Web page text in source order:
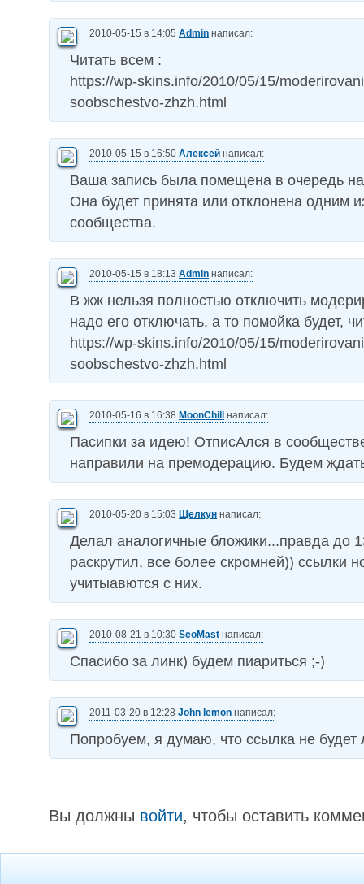
2010-05-15 в 14:05 Admin написал:
Читать всем :
https://wp-skins.info/2010/05/15/
soobschestvo-zhzh.html
2010-05-15 в 16:50 Алексей написал:
Ваша запись была помещена в очередь
Она будет принята или отклонена одним
сообщества.
2010-05-15 в 18:13 Admin написал:
В жж нельзя полностью отключить
надо его отключать, а то помойка будет,
https://wp-skins.info/2010/05/15/
soobschestvo-zhzh.html
2010-05-16 в 16:38 MoonChill написал:
Пасипки за идею! ОтписАлся в
направили на премодерацию. Будем
2010-05-20 в 15:03 Щелкун написал:
Делал аналогичные бложики...правда до
раскрутил, все более скромней)) ссылки
учитыавются с них.
2010-08-21 в 10:30 SeoMast написал:
Спасибо за линк) будем пиариться ;-)
2011-03-20 в 12:28 John lemon написал:
Попробуем, я думаю, что ссылка не будет
Вы должны войти, чтобы оставить